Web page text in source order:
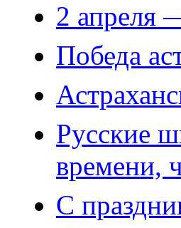
2 апреля
Победа
Русские
времени,
С